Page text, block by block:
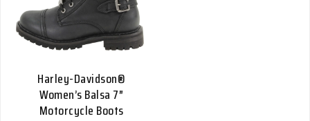
Harley-Davidson®
Women’s Balsa 7″
Motorcycle Boots